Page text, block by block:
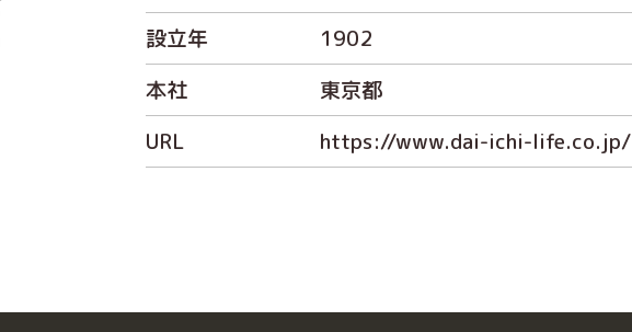
設立年
1902
本社
東京都
URL
https://www.dai-ichi-life.co.jp/